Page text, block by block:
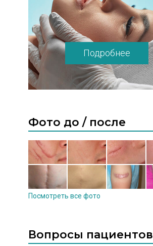
Подробнее
Фото до / после
Посмотреть все фото
Вопросы пациентов